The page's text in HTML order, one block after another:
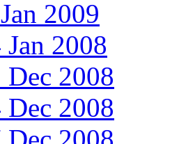
2009
2008
Dec 2008
2008